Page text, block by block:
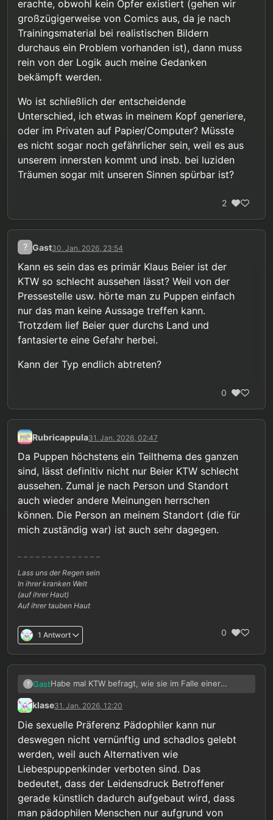
gefährdenden sexuellen Fantasien“, es soll auf die
„mögliche Stärkung einer vorhandenen sexuellen
Ansprechbarkeit für Erwachsene“ hingearbeitet
werden, und bestimmte Fantasien mit Kindern
(insbesondere inzestuöse Fantasien) gelten immer
wieder als „gewichtiger Risikofaktor“ für sexuellen
Missbrauch. Als wirklich gut oder wenigstens
nicht befunden.
erachte, obwohl kein Opfer existiert (gehen wir
großzügigerweise von Comics aus, da je nach
Trainingsmaterial bei realistischen Bildern
durchaus ein Problem vorhanden ist), dann muss
rein von der Logik auch meine Gedanken
bekämpft werden.
Wo ist schließlich der entscheidende
Unterschied, ich etwas in meinem Kopf generiere,
oder im Privaten auf Papier/Computer? Müsste
es nicht sogar noch gefährlicher sein, weil es aus
unserem innersten kommt und insb. bei luziden
Träumen sogar mit unseren Sinnen spürbar ist?
2
? Gast30. Jan. 2026, 23:54
Kann es sein das es primär Klaus Beier ist der
KTW so schlecht aussehen lässt? Weil von der
Pressestelle usw. hörte man zu Puppen einfach
nur das man keine Aussage treffen kann.
Trotzdem lief Beier quer durchs Land und
fantasierte eine Gefahr herbei.
Kann der Typ endlich abtreten?
0
Rubricappula31. Jan. 2026, 02:47
Da Puppen höchstens ein Teilthema des ganzen
sind, lässt definitiv nicht nur Beier KTW schlecht
aussehen. Zumal je nach Person und Standort
auch wieder andere Meinungen herrschen
können. Die Person an meinem Standort (die für
mich zuständig war) ist auch sehr dagegen.
Lass uns der Regen sein
In ihrer kranken Welt
(auf ihrer Haut)
Auf ihrer tauben Haut
1 Antwort 0
? GastHabe mal KTW befragt, wie sie im Falle einer
Legalisierung mit Puppen umgehen würden. Hab
das als Antwort bekommen:
Sehr geehrte/r X,
vielen Dank für Ihre Anfrage.
Zur therapeutischen Grundhaltung:Das
Präventionsnetzwerk „Kein Täter werden" arbeitet
mit Menschen, die eine pädophile Störung haben.
Der Begriff „Störung" meint dabei nicht, dass mit
Zum therapeutischen Ansatz:Unser Ziel ist nicht
moralische Bewertung, sondern die gemeinsame
klase31. Jan. 2026, 12:20
Die sexuelle Präferenz Pädophiler kann nur
deswegen nicht vernünftig und schadlos gelebt
werden, weil auch Alternativen wie
Liebespuppenkinder verboten sind. Das
bedeutet, dass der Leidensdruck Betroffener
gerade künstlich dadurch aufgebaut wird, dass
man pädophilen Menschen nur aufgrund von